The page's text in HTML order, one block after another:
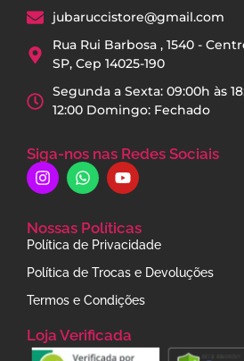
jubaruccistore@gmail.com
Rua Rui Barbosa , 1540 -
SP, Cep 14025-190
Segunda a Sexta: 09:00h às
12:00 Domingo: Fechado
Siga-nos nas Redes Sociais
Nossas Políticas
Política de Privacidade
Política de Trocas e Devoluções
Termos e Condições
Loja Verificada